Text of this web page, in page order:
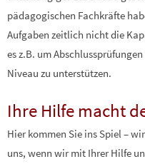
pädagogischen Fachkräfte
Aufgaben zeitlich nicht die
es z.B. um
Niveau zu unterstützen.
Ihre Hilfe macht
Hier kommen Sie ins Spiel –
uns, wenn wir mit Ihrer Hilfe